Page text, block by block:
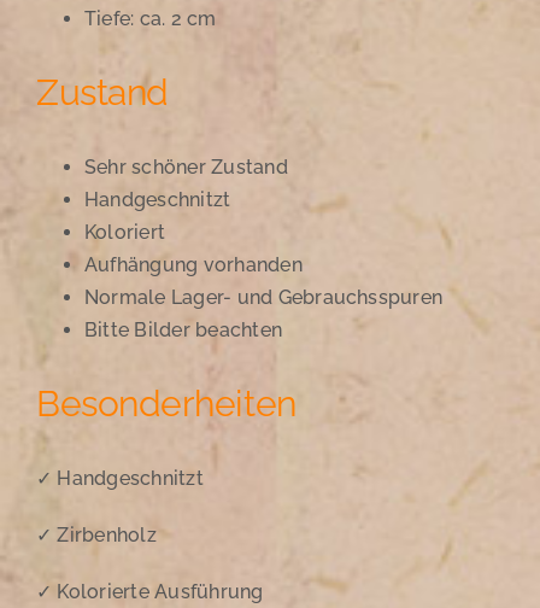
Tiefe: ca. 2 cm
Zustand
Sehr schöner Zustand
Handgeschnitzt
Koloriert
Aufhängung vorhanden
Normale Lager- und Gebrauchsspuren
Bitte Bilder beachten
Besonderheiten
✓ Handgeschnitzt
✓ Zirbenholz
✓ Kolorierte Ausführung